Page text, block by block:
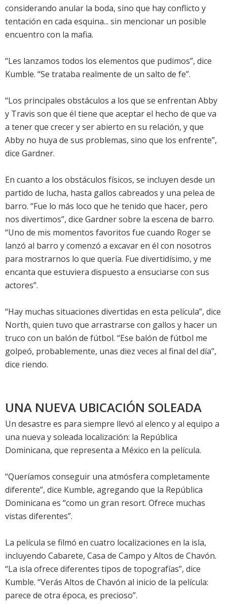
considerando anular la boda, sino que hay conflicto y
tentación en cada esquina... sin mencionar un posible
encuentro con la mafia.
“Les lanzamos todos los elementos que pudimos”, dice
Kumble. “Se trataba realmente de un salto de fe”.
“Los principales obstáculos a los que se enfrentan Abby
y Travis son que él tiene que aceptar el hecho de que va
a tener que crecer y ser abierto en su relación, y que
Abby no huya de sus problemas, sino que los enfrente”,
dice Gardner.
En cuanto a los obstáculos físicos, se incluyen desde un
partido de lucha, hasta gallos cabreados y una pelea de
barro. “Fue lo más loco que he tenido que hacer, pero
nos divertimos”, dice Gardner sobre la escena de barro.
“Uno de mis momentos favoritos fue cuando Roger se
lanzó al barro y comenzó a excavar en él con nosotros
para mostrarnos lo que quería. Fue divertidísimo, y me
encanta que estuviera dispuesto a ensuciarse con sus
actores”.
“Hay muchas situaciones divertidas en esta película”, dice
North, quien tuvo que arrastrarse con gallos y hacer un
truco con un balón de fútbol. “Ese balón de fútbol me
golpeó, probablemente, unas diez veces al final del día”,
dice riendo.
UNA NUEVA UBICACIÓN SOLEADA
Un desastre es para siempre llevó al elenco y al equipo a
una nueva y soleada localización: la República
Dominicana, que representa a México en la película.
“Queríamos conseguir una atmósfera completamente
diferente”, dice Kumble, agregando que la República
Dominicana es “como un gran resort. Ofrece muchas
vistas diferentes”.
La película se filmó en cuatro localizaciones en la isla,
incluyendo Cabarete, Casa de Campo y Altos de Chavón.
“La isla ofrece diferentes tipos de topografías”, dice
Kumble. “Verás Altos de Chavón al inicio de la película:
parece de otra época, es precioso”.